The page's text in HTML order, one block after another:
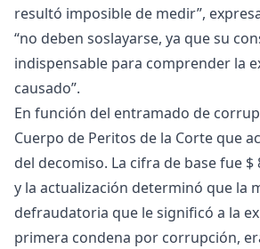
resultó imposible de medir”,
“no deben soslayarse, ya que su
indispensable para comprender la
causado”.
En función del entramado de
Cuerpo de Peritos de la Corte que
del decomiso. La cifra de base fue $
y la actualización determinó que la
defraudatoria que le significó a la
primera condena por corrupción,